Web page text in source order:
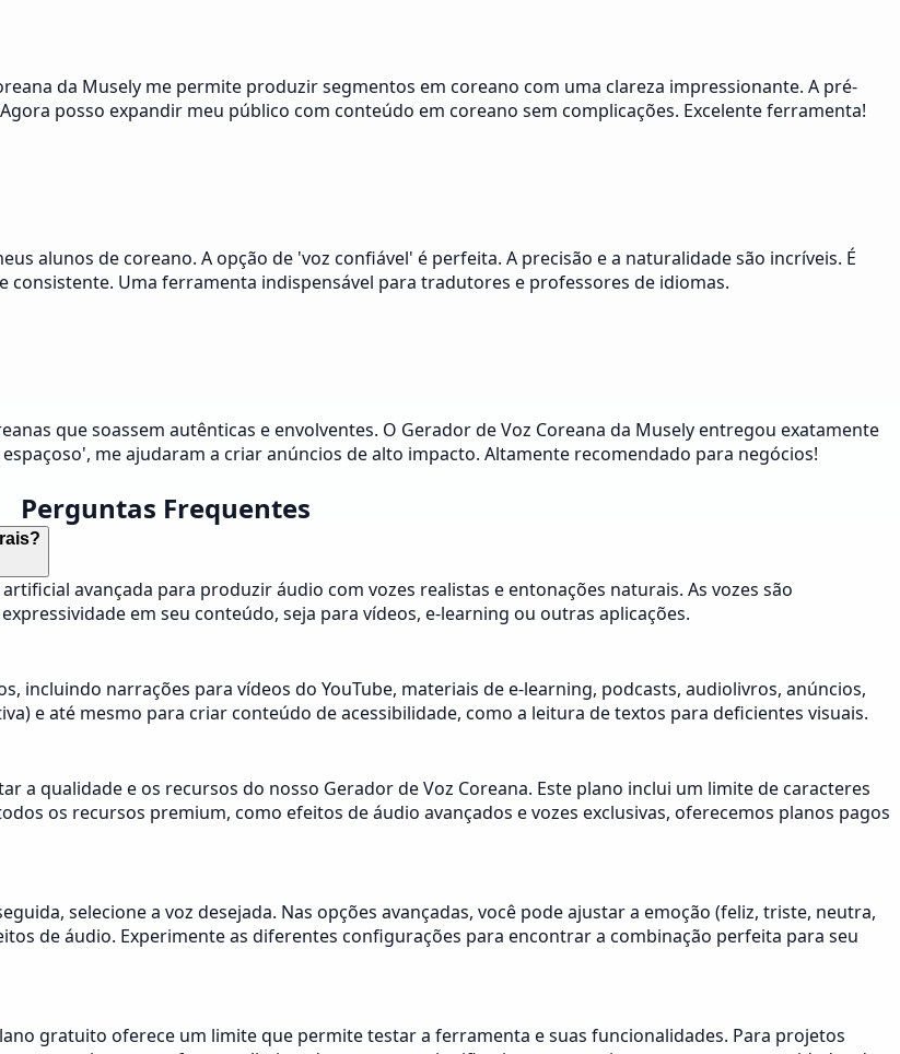
da Musely me permite produzir segmentos em coreano com uma clareza impressionante. A pré-
posso expandir meu público com conteúdo em coreano sem complicações. Excelente ferramenta!
alunos de coreano. A opção de 'voz confiável' é perfeita. A precisão e a naturalidade são incríveis. É
Uma ferramenta indispensável para tradutores e professores de idiomas.
que soassem autênticas e envolventes. O Gerador de Voz Coreana da Musely entregou exatamente
me ajudaram a criar anúncios de alto impacto. Altamente recomendado para negócios!
Perguntas Frequentes
avançada para produzir áudio com vozes realistas e entonações naturais. As vozes são
em seu conteúdo, seja para vídeos, e-learning ou outras aplicações.
incluindo narrações para vídeos do YouTube, materiais de e-learning, podcasts, audiolivros, anúncios,
e até mesmo para criar conteúdo de acessibilidade, como a leitura de textos para deficientes visuais.
qualidade e os recursos do nosso Gerador de Voz Coreana. Este plano inclui um limite de caracteres
os recursos premium, como efeitos de áudio avançados e vozes exclusivas, oferecemos planos pagos
selecione a voz desejada. Nas opções avançadas, você pode ajustar a emoção (feliz, triste, neutra,
de áudio. Experimente as diferentes configurações para encontrar a combinação perfeita para seu
gratuito oferece um limite que permite testar a ferramenta e suas funcionalidades. Para projetos